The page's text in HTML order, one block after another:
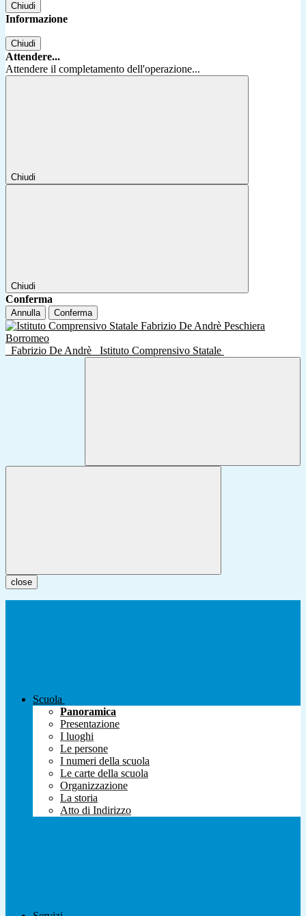
Chiudi
Informazione
Chiudi
Attendere...
Attendere il completamento dell'operazione...
Chiudi
Chiudi
Conferma
Annulla Conferma
Fabrizio De Andrè Istituto Comprensivo Statale
close
Scuola
Panoramica
Presentazione
I luoghi
Le persone
I numeri della scuola
Le carte della scuola
Organizzazione
La storia
Atto di Indirizzo